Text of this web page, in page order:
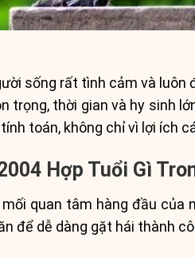
sống rất tình cảm và
trọng, thời gian và hy sinh
toán, không chỉ vì lợi ích
Hợp Tuổi Gì
quan tâm hàng đầu
để dễ dàng gặt hái thành